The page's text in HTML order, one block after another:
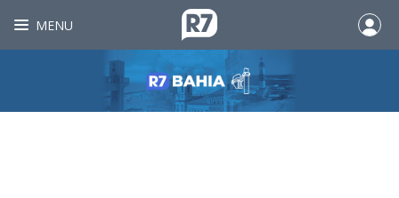
MENU